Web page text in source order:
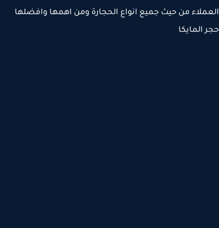
من حيث جميع انواع الحجارة ومن اهمها وافضلها
المايكا